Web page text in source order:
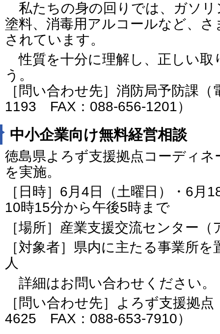
私たちの身の回りでは、ガソリ
塗料、消毒用アルコールなど、
されています。
性質を十分に理解し、正しい取
う。
［問い合わせ先］消防局予防課
1193 FAX：088-656-1201）
中小企業向け無料経営相談
徳島県よろず支援拠点コーディ
を実施。
［日時］6月4日（土曜日）・6月
10時15分から午後5時まで
［場所］産業支援交流センター
［対象者］県内に主たる事業所
人
詳細はお問い合わせください。
［問い合わせ先］よろず支援拠
4625 FAX：088-653-7910）